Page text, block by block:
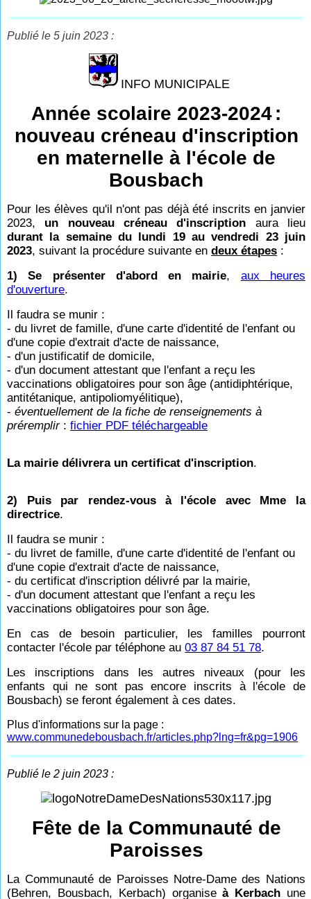
Publié le 5 juin 2023 :
INFO MUNICIPALE
Année scolaire 2023-2024:
nouveau créneau d'inscription
en maternelle à l'école de
Bousbach
Pour les élèves qu'il n'ont pas déjà été inscrits en janvier
2023, un nouveau créneau d'inscription aura lieu
durant la semaine du lundi 19 au vendredi 23 juin
2023, suivant la procédure suivante endeux étapes :
1) Se présenter d'abord en mairie, aux heures
d'ouverture.
Il faudra se munir :
- du livret de famille, d'une carte d'identité de l'enfant ou
d'une copie d'extrait d'acte de naissance,
- d'un justificatif de domicile,
- d'un document attestant que l'enfant a reçu les
vaccinations obligatoires pour son âge (antidiphtérique,
antitétanique, antipoliomyélitique),
-éventuellement de la fiche de renseignements à
préremplir:fichier PDF téléchargeable
La mairie délivrera un certificat d'inscription.
2) Puis par rendez-vous à l'école avec Mme la
directrice.
Il faudra se munir :
- du livret de famille, d'une carte d'identité de l'enfant ou
d'une copie d'extrait d'acte de naissance,
- du certificat d'inscription délivré par la mairie,
- d'un document attestant que l'enfant a reçu les
vaccinations obligatoires pour son âge.
En cas de besoin particulier, les familles pourront
contacter l'école par téléphone au03 87 84 51 78.
Les inscriptions dans les autres niveaux (pour les
enfants qui ne sont pas encore inscrits à l'école de
Bousbach) se feront également à ces dates.
Plus d'informations sur la page :
www.communedebousbach.fr/articles.php?lng=fr&pg=1906
Publié le 2 juin 2023 :
Fête de la Communauté de
Paroisses
La Communauté de Paroisses Notre-Dame des Nations
(Behren, Bousbach, Kerbach) organiseà Kerbach une